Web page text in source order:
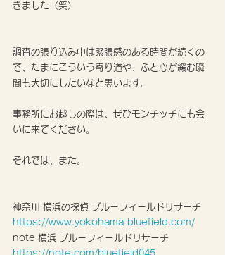
きました（笑）
調査の張り込み中は緊張感のある時間が続くの
で、たまにこういう寄り道や、ふと心が緩む瞬
間も大切にしたいなと思います。
事務所にお越しの際は、ぜひモンチッチにも会
いに来てください。
それでは、また。
神奈川 横浜の探偵 ブルーフィールドリサーチ
https://www.yokohama-bluefield.com/
note 横浜 ブルーフィールドリサーチ